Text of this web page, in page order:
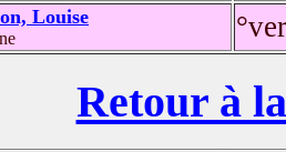
Louise
Retour à